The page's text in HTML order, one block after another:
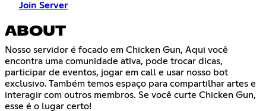
Join Server
ABOUT
Nosso servidor é focado em Chicken Gun, Aqui você
encontra uma comunidade ativa, pode trocar dicas,
participar de eventos, jogar em call e usar nosso bot
exclusivo. Também temos espaço para compartilhar artes e
interagir com outros membros. Se você curte Chicken Gun,
esse é o lugar certo!